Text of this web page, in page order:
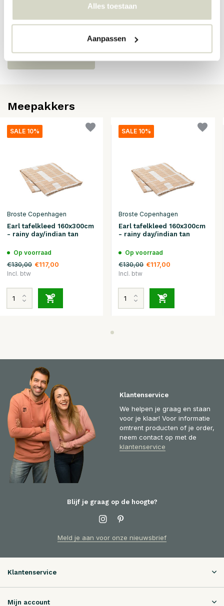
Alles toestaan
Aanpassen
Meepakkers
SALE 10%
Broste Copenhagen
Earl tafelkleed 160x300cm
- rainy day/indian tan
Op voorraad
€130,00 €117,00
Incl. btw
SALE 10%
Broste Copenhagen
Earl tafelkleed 160x300cm
- rainy day/indian tan
Op voorraad
€130,00 €117,00
Incl. btw
Klantenservice
We helpen je graag en staan
voor je klaar! Voor informatie
omtrent producten of je order,
neem contact op met de
klantenservice
Blijf je graag op de hoogte?
Meld je aan voor onze nieuwsbrief
Klantenservice
Mijn account